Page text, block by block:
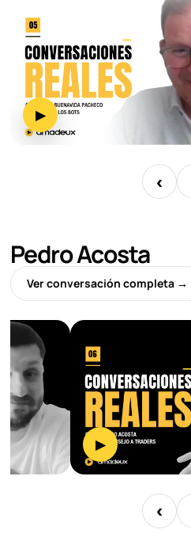
▶
‹
Pedro Acosta
Ver conversación completa →
▶
‹